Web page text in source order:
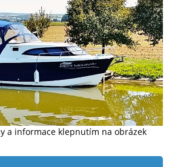
a informace klepnutím na obrázek